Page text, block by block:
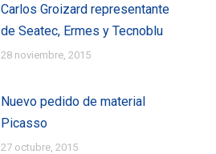
Carlos Groizard representante
de Seatec, Ermes y Tecnoblu
28 noviembre, 2015
Nuevo pedido de material
Picasso
27 octubre, 2015